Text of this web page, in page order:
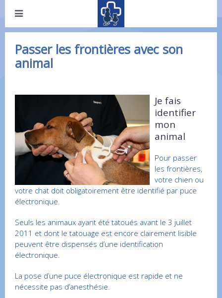
Passer les frontières avec son
animal
Je fais
identifier
mon
animal
Pour passer
les frontières,
votre chien ou
votre chat doit obligatoirement être identifié par puce
électronique.
Seuls les animaux ayant été tatoués avant le 3 juillet
2011 et dont le tatouage est encore clairement lisible
peuvent être dispensés d’une identification
électronique.
La pose d’une puce électronique est rapide et ne
nécessite pas d’anesthésie.